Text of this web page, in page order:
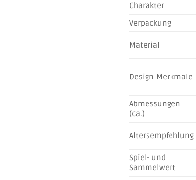
Charakter
Verpackung
Material
Design-Merkmale
Abmessungen
(ca.)
Altersempfehlung
Spiel- und
Sammelwert